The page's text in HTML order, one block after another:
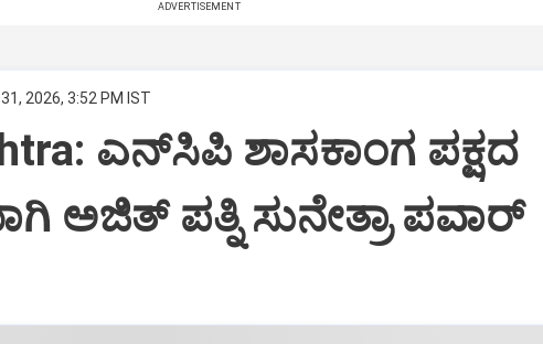
ADVERTISEMENT
2026, 3:52 PM IST
ಎನ್‌ಸಿಪಿ ಶಾಸಕಾಂಗ ಪಕ್ಷದ
ಅಜಿತ್‌ ಪತ್ನಿ ಸುನೇತ್ರಾ ಪವಾರ್‌